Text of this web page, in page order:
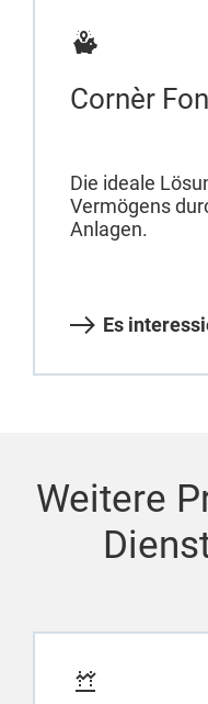
Cornèr
Die ideale
Vermögens
Anlagen.
Es
Weitere